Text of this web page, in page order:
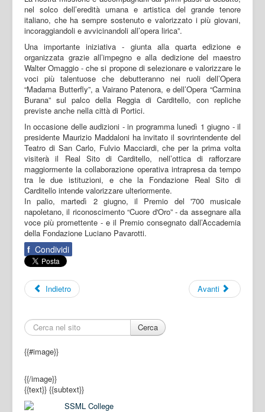
nel solco dell’eredità umana e artistica del grande tenore
italiano, che ha sempre sostenuto e valorizzato i più giovani,
incoraggiandoli e avvicinandoli all’opera lirica”.
Una importante iniziativa - giunta alla quarta edizione e
organizzata grazie all’impegno e alla dedizione del maestro
Walter Omaggio - che si propone di selezionare e valorizzare le
voci più talentuose che debutteranno nei ruoli dell’Opera
“Madama Butterfly”, a Vairano Patenora, e dell’Opera “Carmina
Burana” sul palco della Reggia di Carditello, con repliche
previste anche nella città di Portici.
In occasione delle audizioni - in programma lunedì 1 giugno - il
presidente Maurizio Maddaloni ha invitato il sovrintendente del
Teatro di San Carlo, Fulvio Macciardi, che per la prima volta
visiterà il Real Sito di Carditello, nell’ottica di rafforzare
maggiormente la collaborazione operativa intrapresa da tempo
tra le due istituzioni, e che la Fondazione Real Sito di
Carditello intende valorizzare ulteriormente.
In palio, martedì 2 giugno, il Premio del '700 musicale
napoletano, il riconoscimento “Cuore d'Oro” - da assegnare alla
voce più promettente - e il Premio consegnato dall’Accademia
della Fondazione Luciano Pavarotti.
f Condividi
Indietro Avanti
Cerca
{{#image}}
{{/image}}
{{text}} {{subtext}}